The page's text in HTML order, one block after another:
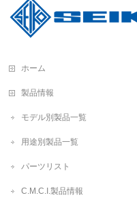
ホーム
製品情報
モデル別製品一覧
用途別製品一覧
パーツリスト
C.M.C.I.製品情報